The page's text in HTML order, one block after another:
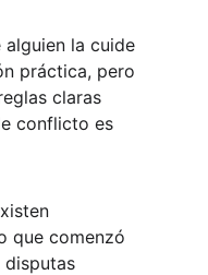
alguien la cuide
práctica, pero
claras
conflicto es
que comenzó